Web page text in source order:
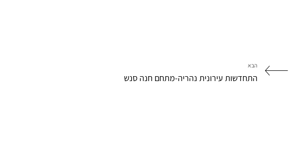
הבא
התחדשות עירונית נהריה-מתחם חנה סנש